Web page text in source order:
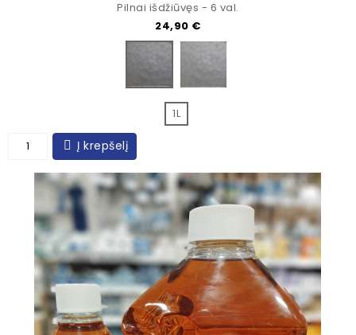
Pilnai išdžiūvęs - 6 val.
Kaina
24,90 €
Hammered Dark greyHammered Silver grey
1L
Į krepšelį